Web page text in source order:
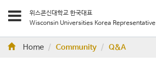
위스콘신대학교 한국대표
Wisconsin Universities Korea Representative
Home Community Q&A